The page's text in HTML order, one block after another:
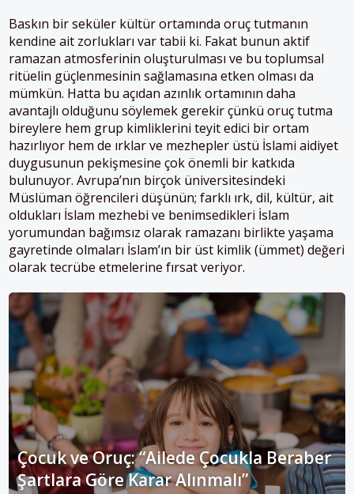
Baskın bir seküler kültür ortamında oruç tutmanın
kendine ait zorlukları var tabii ki. Fakat bunun aktif
ramazan atmosferinin oluşturulması ve bu toplumsal
ritüelin güçlenmesinin sağlamasına etken olması da
mümkün. Hatta bu açıdan azınlık ortamının daha
avantajlı olduğunu söylemek gerekir çünkü oruç tutma
bireylere hem grup kimliklerini teyit edici bir ortam
hazırlıyor hem de ırklar ve mezhepler üstü İslami aidiyet
duygusunun pekişmesine çok önemli bir katkıda
bulunuyor. Avrupa’nın birçok üniversitesindeki
Müslüman öğrencileri düşünün; farklı ırk, dil, kültür, ait
oldukları İslam mezhebi ve benimsedikleri İslam
yorumundan bağımsız olarak ramazanı birlikte yaşama
gayretinde olmaları İslam’ın bir üst kimlik (ümmet) değeri
olarak tecrübe etmelerine fırsat veriyor.
Çocuk ve Oruç: “Ailede Çocukla Beraber
Şartlara Göre Karar Alınmalı”